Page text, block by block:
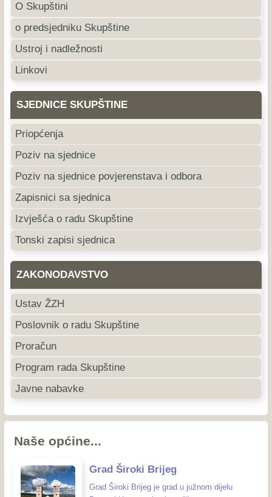
O Skupštini
o predsjedniku Skupštine
Ustroj i nadležnosti
Linkovi
SJEDNICE SKUPŠTINE
Priopćenja
Poziv na sjednice
Poziv na sjednice povjerenstava i odbora
Zapisnici sa sjednica
Izvješća o radu Skupštine
Tonski zapisi sjednica
ZAKONODAVSTVO
Ustav ŽZH
Poslovnik o radu Skupštine
Proračun
Program rada Skupštine
Javne nabavke
Naše općine...
Grad Široki Brijeg
Grad Široki Brijeg je grad u južnom dijelu